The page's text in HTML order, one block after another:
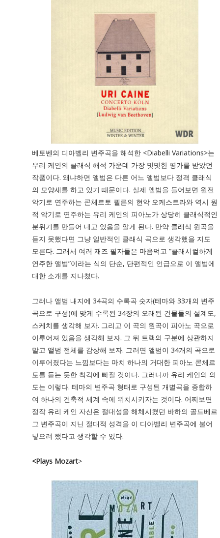
베토벤의 디아벨리 변주곡을 해석한 <Diabelli Variations>는
우리 케인의 클래식 해석 가운데 가장 밋밋한 평가를 받았던
작품이다. 왜냐하면 앨범은 다른 어느 앨범보다 정격 클래식
의 모양새를 하고 있기 때문이다. 실제 앨범을 들어보면 원전
악기로 연주하는 콘체르토 쾰른의 현악 오케스트라와 역시 원
적 악기로 연주하는 유리 케인의 피아노가 상당히 클래식적인
분위기를 만들어 내고 있음을 알게 된다. 만약 클래식 원곡을
듣지 못했다면 그냥 일반적인 클래식 곡으로 생각했을 지도
모른다. 그래서 여러 재즈 필자들은 마음먹고 “클래시컬하게
연주한 앨범”이라는 식의 단순, 단편적인 언급으로 이 앨범에
대한 소개를 지나쳤다.
그러나 앨범 내지에 34곡의 수록곡 숫자(테마와 33개의 변주
곡으로 구성)에 맞게 수록된 34장의 오래된 건물들의 설계도,
스케치를 생각해 보자. 그리고 이 곡의 원곡이 피아노 곡으로
이루어져 있음을 생각해 보자. 그 뒤 트랙의 구분에 상관하지
말고 앨범 전체를 감상해 보자. 그러면 앨범이 34개의 곡으로
이루어졌다는 느낌보다는 마치 하나의 거대한 피아노 콘체르
토를 듣는 듯한 착각에 빠질 것이다. 그러니까 유리 케인의 의
도는 이렇다. 테마의 변주곡 형태로 구성된 개별곡을 종합하
여 하나의 건축적 세계 속에 위치시키자는 것이다. 어찌보면
정작 유리 케인 자신은 절대성을 해체시켰던 바하의 골드베르
그 변주곡이 지닌 절대적 성격을 이 디아벨리 변주곡에 불어
넣으려 했다고 생각할 수 있다.
<Plays Mozart>